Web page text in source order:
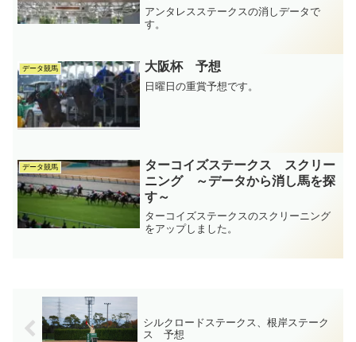
アンタレスステークスの消しデータで
す。
データ競馬 大阪杯 予想
日曜日の重賞予想です。
データ競馬
ターコイズステークス スクリー
ニング ～データから消し馬を探
す～
ターコイズステークスのスクリーニング
をアップしました。
シルクロードステークス、根岸ステーク
ス 予想